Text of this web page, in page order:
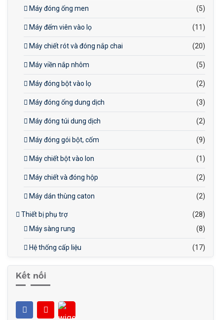
Máy đóng ống men (5)
Máy đếm viên vào lọ (11)
Máy chiết rót và đóng nắp chai (20)
Máy viền nắp nhôm (5)
Máy đóng bột vào lọ (2)
Máy đóng ống dung dịch (3)
Máy đóng túi dung dịch (2)
Máy đóng gói bột, cốm (9)
Máy chiết bột vào lon (1)
Máy chiết và đóng hộp (2)
Máy dán thùng caton (2)
Thiết bị phụ trợ
(28)
Máy sàng rung
(8)
Hệ thống cấp liệu (17)
Kết nối